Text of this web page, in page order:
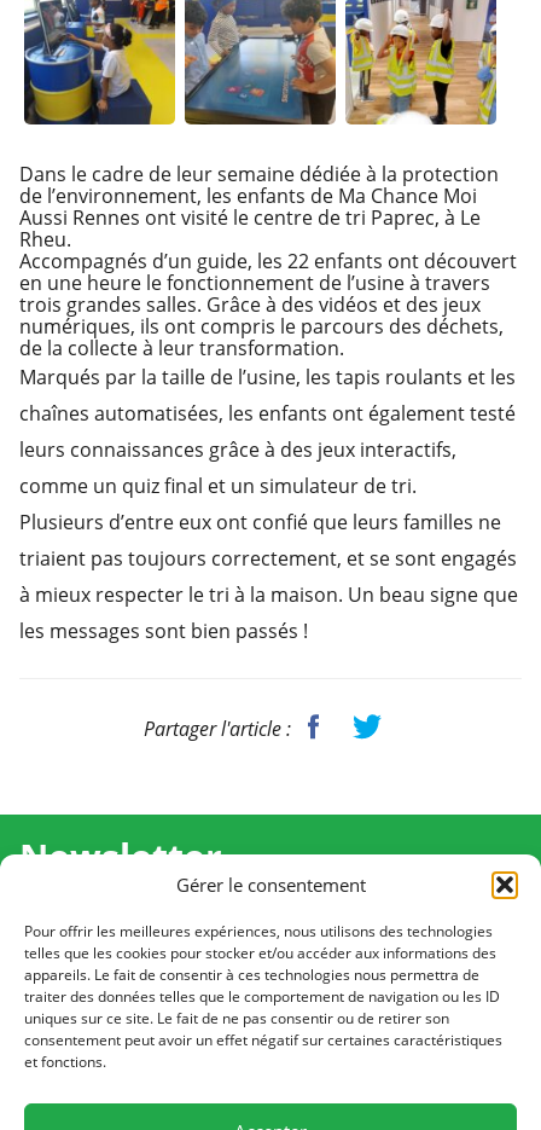
Gérer le consentement
Pour offrir les meilleures expériences, nous utilisons des technologies
telles que les cookies pour stocker et/ou accéder aux informations des
appareils. Le fait de consentir à ces technologies nous permettra de
traiter des données telles que le comportement de navigation ou les ID
uniques sur ce site. Le fait de ne pas consentir ou de retirer son
consentement peut avoir un effet négatif sur certaines caractéristiques
et fonctions.
Dans le cadre de leur semaine dédiée à la protection
de l’environnement, les enfants de Ma Chance Moi
Aussi Rennes ont visité le centre de tri Paprec, à Le
Rheu.
Accompagnés d’un guide, les 22 enfants ont découvert
en une heure le fonctionnement de l’usine à travers
trois grandes salles. Grâce à des vidéos et des jeux
numériques, ils ont compris le parcours des déchets,
de la collecte à leur transformation.
Marqués par la taille de l’usine, les tapis roulants et les
chaînes automatisées, les enfants ont également testé
leurs connaissances grâce à des jeux interactifs,
comme un quiz final et un simulateur de tri.
Plusieurs d’entre eux ont confié que leurs familles ne
triaient pas toujours correctement, et se sont engagés
à mieux respecter le tri à la maison. Un beau signe que
les messages sont bien passés !
Partager l'article :
Newsletter
Recevez l'actualité de Ma Chance Moi Aussi pour en
savoir plus sur nos temps forts et nos résultats.
Cliquez pour vous inscrire